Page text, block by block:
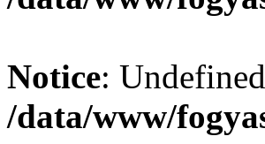
Notice:
/data/www/